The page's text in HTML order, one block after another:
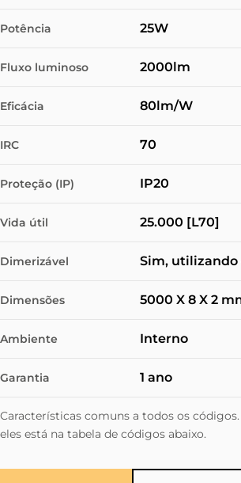
Potência 25W
Fluxo luminoso 2000lm
Eficácia 80lm/W
IRC 70
Proteção (IP) IP20
Vida útil 25.000 [L70]
Dimerizável Sim,
Dimensões 5000 X 8 X 2
Ambiente Interno
Garantia 1 ano
Características comuns a todos os
eles está na tabela de códigos abaixo.